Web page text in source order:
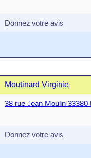
Donnez votre avis
Moutinard Virginie
38 rue Jean Moulin 33380
Donnez votre avis